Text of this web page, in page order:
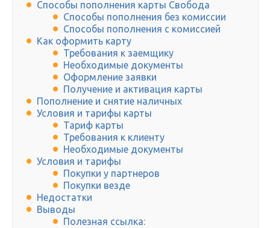
Способы пополнения карты Свобода
Способы пополнения без комиссии
Способы пополнения с комиссией
Как оформить карту
Требования к заемщику
Необходимые документы
Оформление заявки
Получение и активация карты
Пополнение и снятие наличных
Условия и тарифы карты
Тариф карты
Требования к клиенту
Необходимые документы
Условия и тарифы
Покупки у партнеров
Покупки везде
Недостатки
Выводы
Полезная ссылка: